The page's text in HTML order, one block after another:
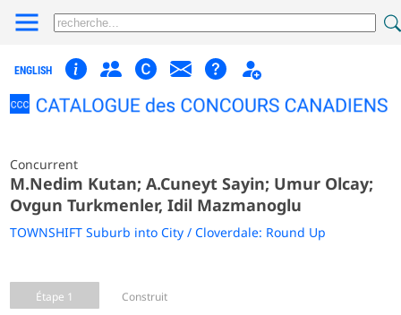
ENGLISH
Concurrent
M.Nedim Kutan; A.Cuneyt Sayin; Umur Olcay;
Ovgun Turkmenler, Idil Mazmanoglu
TOWNSHIFT Suburb into City / Cloverdale: Round Up
Étape 1 Construit